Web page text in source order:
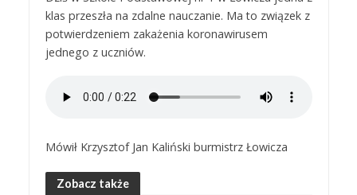
klas przeszła na zdalne nauczanie. Ma to związek z
potwierdzeniem zakażenia koronawirusem
jednego z uczniów.
Mówił Krzysztof Jan Kaliński burmistrz Łowicza
Zobacz także